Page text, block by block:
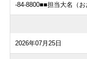
-84-8800■■担当大名（
2026年07月25日